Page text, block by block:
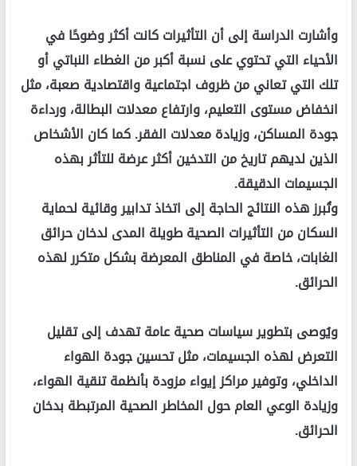
وأشارت الدراسة إلى أن التأثيرات كانت أكثر وضوحًا في
الأحياء التي تحتوي على نسبة أكبر من الغطاء النباتي أو
تلك التي تعاني من ظروف اجتماعية واقتصادية صعبة، مثل
انخفاض مستوى التعليم، وارتفاع معدلات البطالة، ورداءة
جودة المساكن، وزيادة معدلات الفقر. كما كان الأشخاص
الذين لديهم تاريخ من التدخين أكثر عرضة للتأثر بهذه
الجسيمات الدقيقة.
وتُبرز هذه النتائج الحاجة إلى اتخاذ تدابير وقائية لحماية
السكان من التأثيرات الصحية طويلة المدى لدخان حرائق
الغابات، خاصة في المناطق المعرضة بشكل متكرر لهذه
الحرائق.
ويُوصى بتطوير سياسات صحية عامة تهدف إلى تقليل
التعرض لهذه الجسيمات، مثل تحسين جودة الهواء
الداخلي، وتوفير مراكز إيواء مزودة بأنظمة تنقية الهواء،
وزيادة الوعي العام حول المخاطر الصحية المرتبطة بدخان
الحرائق.